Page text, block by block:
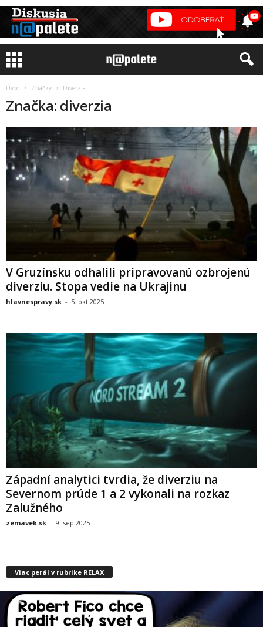
Úvod Značky Diverzia
Značka: diverzia
V Gruzínsku odhalili pripravovanú ozbrojenú
diverziu. Stopa vedie na Ukrajinu
hlavnespravy.sk - 5. okt 2025
Západní analytici tvrdia, že diverziu na
Severnom prúde 1 a 2 vykonali na rozkaz
Zalužného
zemavek.sk - 9. sep 2025
Viac perál v rubrike RELAX